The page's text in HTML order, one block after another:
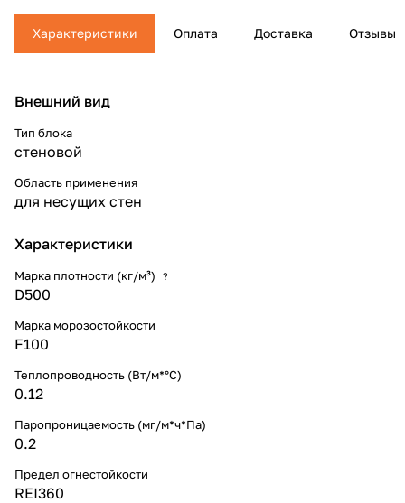
Характеристики Оплата Доставка Отзывы
Внешний вид
Тип блока
стеновой
Область применения
для несущих стен
Характеристики
Марка плотности (кг/м³) ?
D500
Марка морозостойкости
F100
Теплопроводность (Вт/м*°С)
0.12
Паропроницаемость (мг/м*ч*Па)
0.2
Предел огнестойкости
REI360